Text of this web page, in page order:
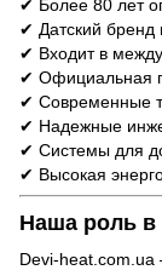
✔ Более 80 лет
✔ Датский бренд
✔ Входит в
✔ Официальная
✔ Современные
✔ Надежные
✔ Системы для
✔ Высокая
Наша роль в
Devi-heat.com.ua